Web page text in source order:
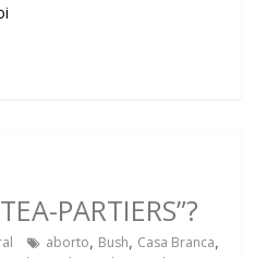
PARTIERS”?
aborto, Bush, Casa Branca,